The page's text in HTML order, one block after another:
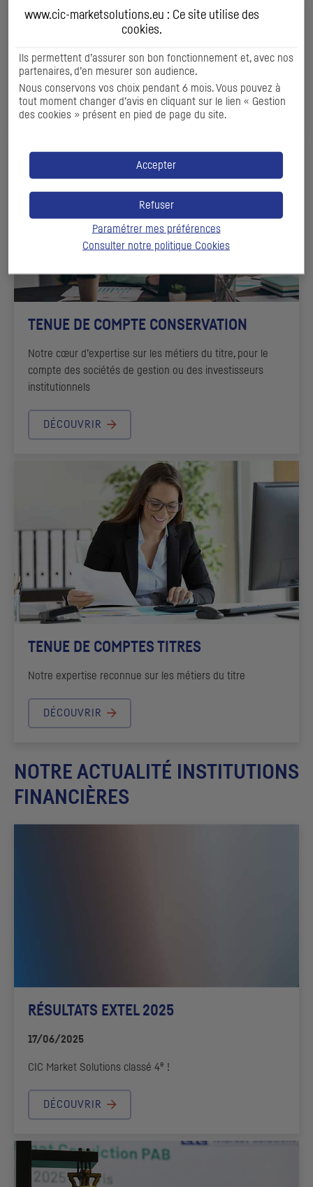
SOLUTIONS BANCAIRES
les clients des sociétés de gestion déposées
DÉCOUVRIR
TENUE DE COMPTE CONSERVATION
Notre cœur d’expertise sur les métiers du titre, pour le
compte des sociétés de gestion ou des investisseurs
institutionnels
DÉCOUVRIR
TENUE DE COMPTES TITRES
Notre expertise reconnue sur les métiers du titre
DÉCOUVRIR
NOTRE ACTUALITÉ INSTITUTIONS
FINANCIÈRES
RÉSULTATS EXTEL 2025
17/06/2025
CIC Market Solutions classé 4e !
DÉCOUVRIR
www.cic-marketsolutions.eu : Ce site utilise des
cookies
Ils permettent d’assurer son bon fonctionnement et, avec nos
partenaires, d’en mesurer son audience.
Nous conservons vos choix pendant 6 mois. Vous pouvez à
tout moment changer d’avis en cliquant sur le lien « Gestion
des cookies » présent en pied de page du site.
Accepter
Refuser
Paramétrer mes préférences
Consulter notre politique Cookies